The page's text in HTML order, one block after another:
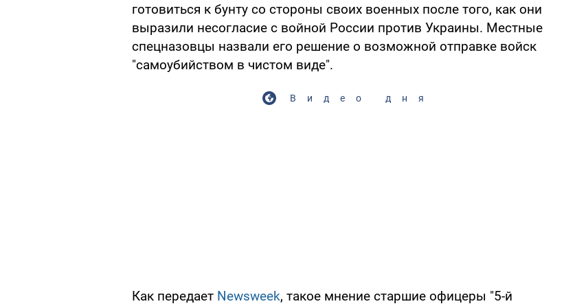
готовиться к бунту со стороны своих военных после того, как они
выразили несогласие с войной России против Украины. Местные
спецназовцы назвали его решение о возможной отправке войск
"самоубийством в чистом виде".
Видео дня
Как передает Newsweek, такое мнение старшие офицеры "5-й